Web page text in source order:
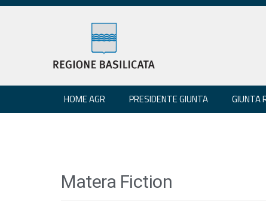
HOME AGR PRESIDENTE GIUNTA GIUNTA
Matera Fiction